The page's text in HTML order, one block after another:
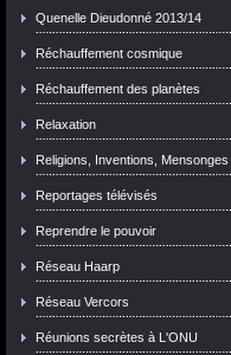
Quenelle Dieudonné 2013/14
Réchauffement cosmique
Réchauffement des planètes
Relaxation
Religions, Inventions, Mensonges
Reportages télévisés
Reprendre le pouvoir
Réseau Haarp
Réseau Vercors
Réunions secrètes à L'ONU